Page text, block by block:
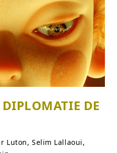
DE
Luton, Selim Lallaoui,